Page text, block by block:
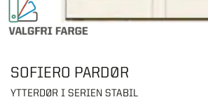
SOFIERO PARDØR
YTTERDØR I SERIEN STABIL